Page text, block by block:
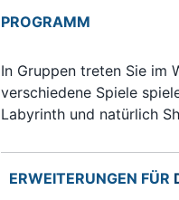
PROGRAMM
In Gruppen treten Sie im
verschiedene Spiele
Labyrinth und natürlich
ERWEITERUNGEN FÜR